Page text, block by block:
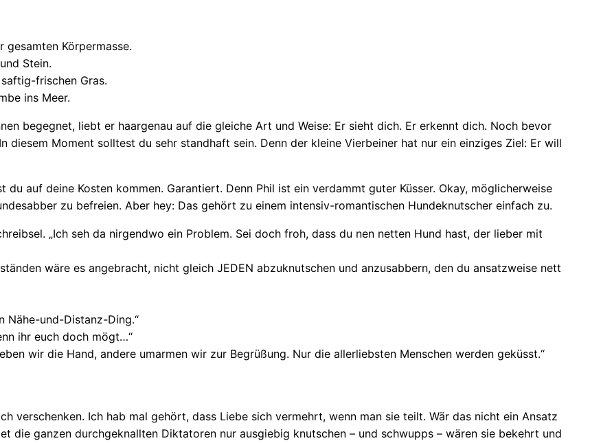
Körpermasse.
Stein.
frischen Gras.
ins Meer.
begegnet, liebt er haargenau auf die gleiche Art und Weise: Er sieht dich. Er erkennt dich. Noch bevor
Moment solltest du sehr standhaft sein. Denn der kleine Vierbeiner hat nur ein einziges Ziel: Er will
auf deine Kosten kommen. Garantiert. Denn Phil ist ein verdammt guter Küsser. Okay, möglicherweise
zu befreien. Aber hey: Das gehört zu einem intensiv-romantischen Hundeknutscher einfach zu.
„Ich seh da nirgendwo ein Problem. Sei doch froh, dass du nen netten Hund hast, der lieber mit
wäre es angebracht, nicht gleich JEDEN abzuknutschen und anzusabbern, den du ansatzweise nett
Nähe-und-Distanz-Ding.“
ihr euch doch mögt…“
wir die Hand, andere umarmen wir zur Begrüßung. Nur die allerliebsten Menschen werden geküsst.“
verschenken. Ich hab mal gehört, dass Liebe sich vermehrt, wenn man sie teilt. Wär das nicht ein Ansatz
die ganzen durchgeknallten Diktatoren nur ausgiebig knutschen – und schwupps – wären sie bekehrt und